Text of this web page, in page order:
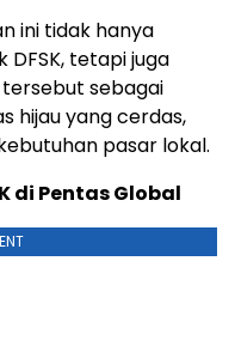
ini tidak hanya
tetapi juga
sebagai
hijau yang cerdas,
pasar lokal.
di Pentas Global